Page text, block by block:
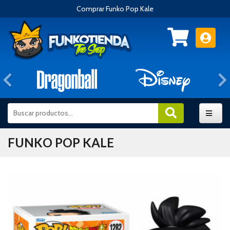
Comprar Funko Pop Kale
Anterior
FUNKO POP KALE